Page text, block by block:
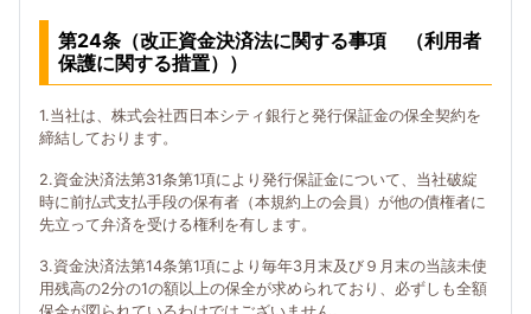
第24条（改正資金決済法に関する事項 （利用者
保護に関する措置））
1.当社は、株式会社西日本シティ銀行と発行保証金の保全契約を
締結しております。
2.資金決済法第31条第1項により発行保証金について、当社破綻
時に前払式支払手段の保有者（本規約上の会員）が他の債権者に
先立って弁済を受ける権利を有します。
3.資金決済法第14条第1項により毎年3月末及び９月末の当該未使
用残高の2分の1の額以上の保全が求められており、必ずしも全額